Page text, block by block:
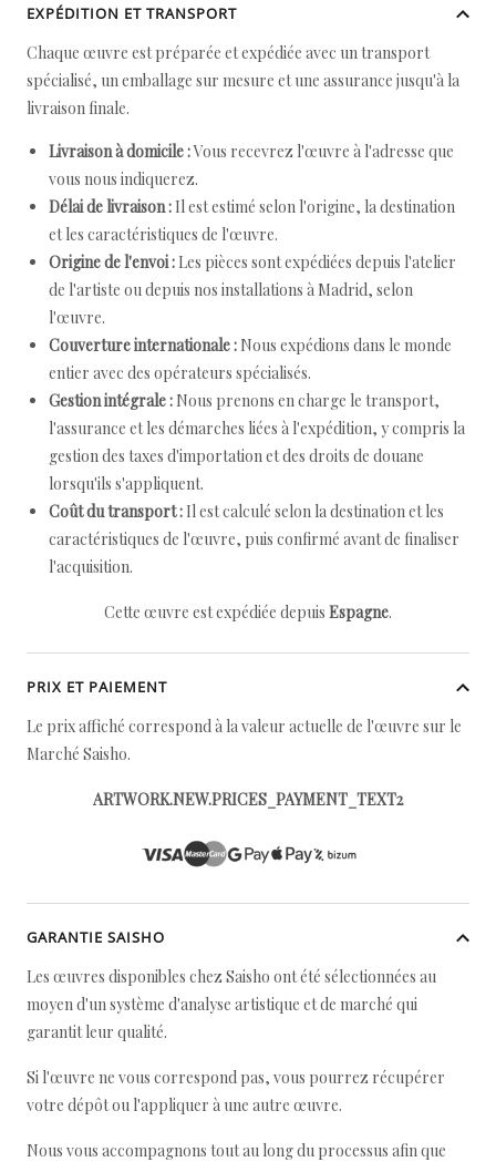
EXPÉDITION ET TRANSPORT
Chaque œuvre est préparée et expédiée avec un transport
spécialisé, un emballage sur mesure et une assurance jusqu'à la
livraison finale.
Livraison à domicile :Vous recevrez l'œuvre à l'adresse que
vous nous indiquerez.
Délai de livraison : Il est estimé selon l'origine, la destination
et les caractéristiques de l'œuvre.
Origine de l'envoi : Les pièces sont expédiées depuis l'atelier
de l'artiste ou depuis nos installations à Madrid, selon
l'œuvre.
Couverture internationale : Nous expédions dans le monde
entier avec des opérateurs spécialisés.
Gestion intégrale : Nous prenons en charge le transport,
l'assurance et les démarches liées à l'expédition, y compris la
gestion des taxes d'importation et des droits de douane
lorsqu'ils s'appliquent.
Coût du transport : Il est calculé selon la destination et les
caractéristiques de l'œuvre, puis confirmé avant de finaliser
l'acquisition.
Cette œuvre est expédiée depuis Espagne.
PRIX ET PAIEMENT
Le prix affiché correspond à la valeur actuelle de l'œuvre sur le
Marché Saisho.
ARTWORK.NEW.PRICES_PAYMENT_TEXT2
GARANTIE SAISHO
Les œuvres disponibles chez Saisho ont été sélectionnées au
moyen d'un système d'analyse artistique et de marché qui
garantit leur qualité.
Si l'œuvre ne vous correspond pas, vous pourrez récupérer
votre dépôt ou l'appliquer à une autre œuvre.
Nous vous accompagnons tout au long du processus afin que